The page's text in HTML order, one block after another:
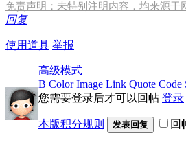
免责声明：未特别注明内容，均来源于
回复
使用道具 举报
高级模式
B Color Image Link Quote Code
您需要登录后才可以回帖 登录
本版积分规则 发表回复 回